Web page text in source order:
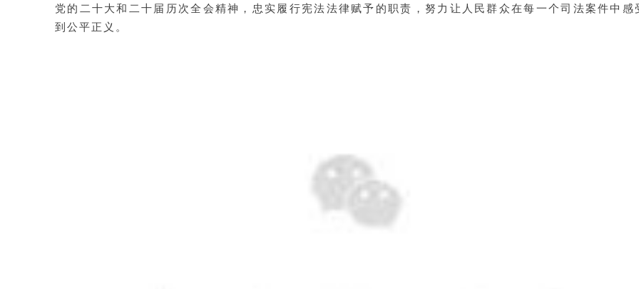
党的二十大和二十届历次全会精神，忠实履行宪法法律赋予的职责，努力让人民群众在每一个司法案件中感
到公平正义。